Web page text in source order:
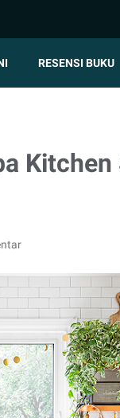
RESENSI BUKU